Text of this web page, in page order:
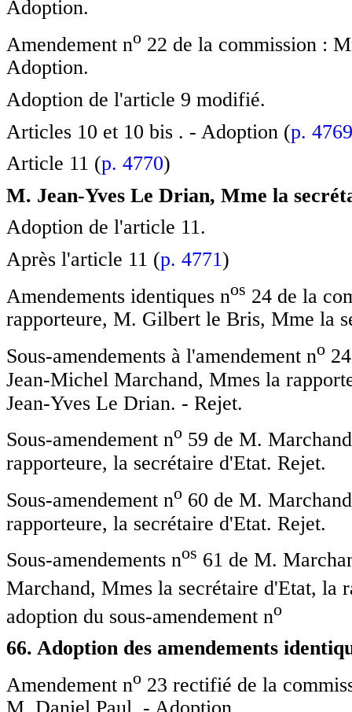
Adoption.
Amendement no 22 de la commission :
Adoption.
Adoption de l'article 9 modifié.
Articles 10 et 10 bis . - Adoption (p. 4769
Article 11 (p. 4770)
M. Jean-Yves Le Drian, Mme la
Adoption de l'article 11.
Après l'article 11 (p. 4771)
Amendements identiques nos 24 de la
rapporteure, M. Gilbert le Bris, Mme la
Sous-amendements à l'amendement no
Jean-Michel Marchand, Mmes la
Jean-Yves Le Drian. - Rejet.
Sous-amendement no 59 de M.
rapporteure, la secrétaire d'Etat. Rejet.
Sous-amendement no 60 de M.
rapporteure, la secrétaire d'Etat. Rejet.
Sous-amendements nos 61 de M.
Marchand, Mmes la secrétaire d'Etat, la
adoption du sous-amendement no
66. Adoption des amendements
Amendement no 23 rectifié de la